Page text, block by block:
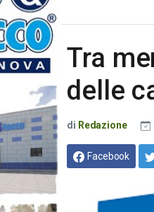
Tra
delle
di Redazione
Facebook